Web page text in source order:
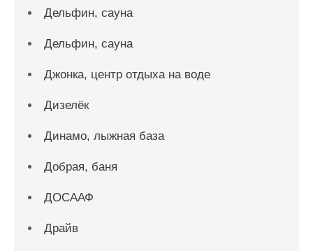
Дельфин, сауна
Дельфин, сауна
Джонка, центр отдыха на воде
Дизелёк
Динамо, лыжная база
Добрая, баня
ДОСААФ
Драйв